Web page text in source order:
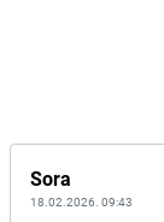
Sora
18.02.2026. 09:43